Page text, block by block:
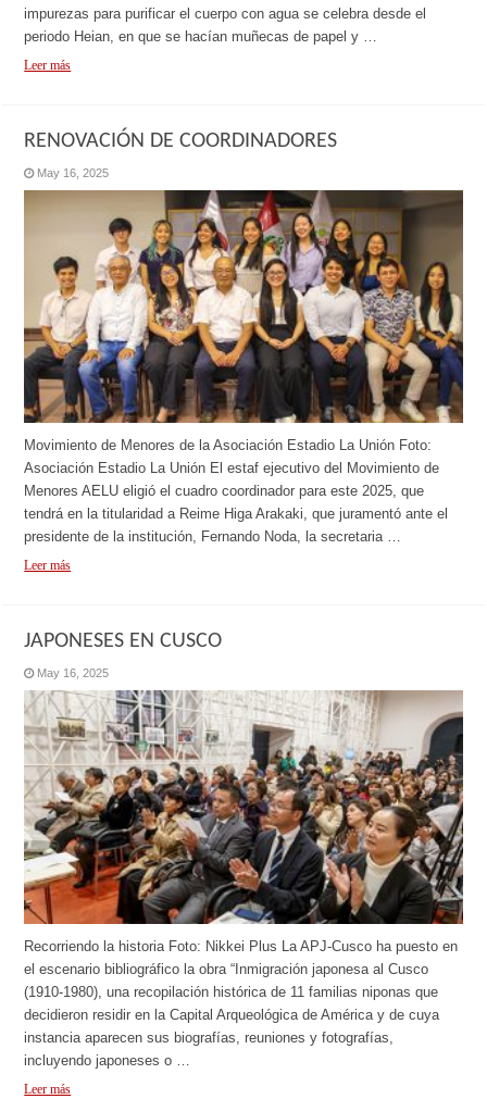
impurezas para purificar el cuerpo con agua se celebra desde el
periodo Heian, en que se hacían muñecas de papel y …
Leer más
RENOVACIÓN DE COORDINADORES
May 16, 2025
Movimiento de Menores de la Asociación Estadio La Unión Foto:
Asociación Estadio La Unión El estaf ejecutivo del Movimiento de
Menores AELU eligió el cuadro coordinador para este 2025, que
tendrá en la titularidad a Reime Higa Arakaki, que juramentó ante el
presidente de la institución, Fernando Noda, la secretaria …
Leer más
JAPONESES EN CUSCO
May 16, 2025
Recorriendo la historia Foto: Nikkei Plus La APJ-Cusco ha puesto en
el escenario bibliográfico la obra “Inmigración japonesa al Cusco
(1910-1980), una recopilación histórica de 11 familias niponas que
decidieron residir en la Capital Arqueológica de América y de cuya
instancia aparecen sus biografías, reuniones y fotografías,
incluyendo japoneses o …
Leer más